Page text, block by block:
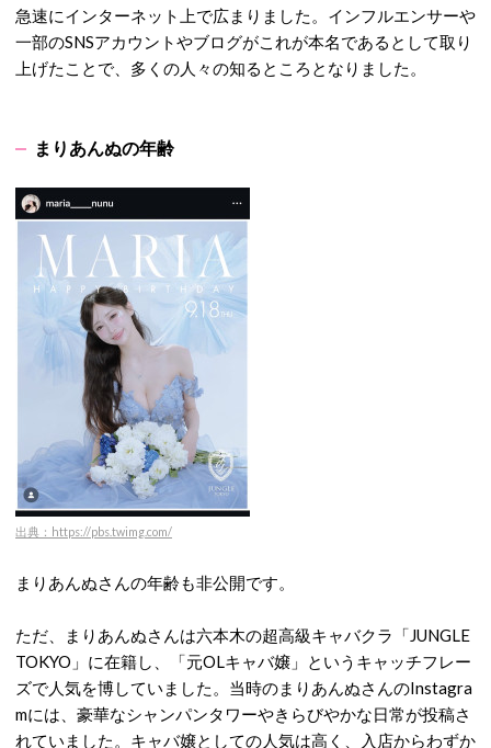
急速にインターネット上で広まりました。 インフルエンサーや
一部のSNSアカウントやブログがこれが本名であるとして取り
上げたことで、多くの人々の知るところとなりました。
まりあんぬの年齢
出典：https://pbs.twimg.com/
まりあんぬさんの年齢も非公開です。
ただ、まりあんぬさんは六本木の超高級キャバクラ「JUNGLE
TOKYO」に在籍し、「元OLキャバ嬢」というキャッチフレー
ズで人気を博していました。当時のまりあんぬさんのInstagra
mには、豪華なシャンパンタワーやきらびやかな日常が投稿さ
れていました。キャバ嬢としての人気は高く、入店からわずか